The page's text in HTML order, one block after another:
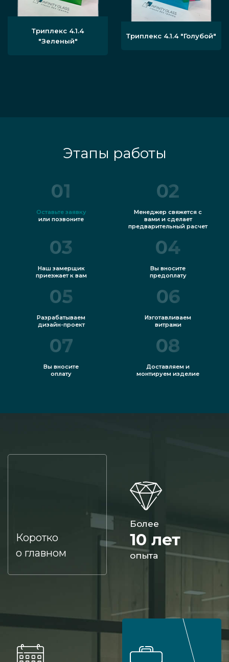
Триплекс 4.1.4
"Зеленый"
Триплекс 4.1.4 "Голубой"
Этапы работы
01
Оставьте заявку
или позвоните
02
Менеджер свяжется с
вами и сделает
предварительный расчет
03
Наш замерщик
приезжает к вам
04
Вы вносите
предоплату
05
Разрабатываем
дизайн-проект
06
Изготавливаем
витражи
07
Вы вносите
оплату
08
Доставляем и
монтируем изделие
Коротко
о главном
Более
10 лет
опыта